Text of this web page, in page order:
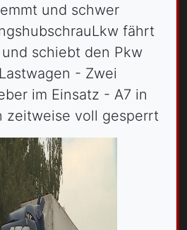
und schwer
fährt
schiebt den Pkw
- Zwei
im Einsatz - A7 in
zeitweise voll gesperrt